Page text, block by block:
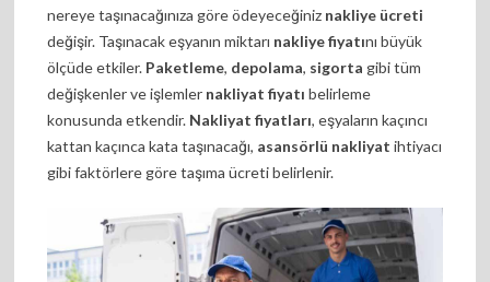
nereye taşınacağınıza göre ödeyeceğiniz nakliye ücreti
değişir. Taşınacak eşyanın miktarı nakliye fiyatını büyük
ölçüde etkiler. Paketleme, depolama, sigorta gibi tüm
değişkenler ve işlemler nakliyat fiyatı belirleme
konusunda etkendir. Nakliyat fiyatları, eşyaların kaçıncı
kattan kaçınca kata taşınacağı, asansörlü nakliyat ihtiyacı
gibi faktörlere göre taşıma ücreti belirlenir.